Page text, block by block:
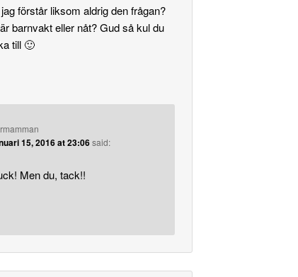
förstår liksom aldrig den frågan?
barnvakt eller nåt? Gud så kul du
till 🙂
15, 2016 at 23:06 said:
Men du, tack!!